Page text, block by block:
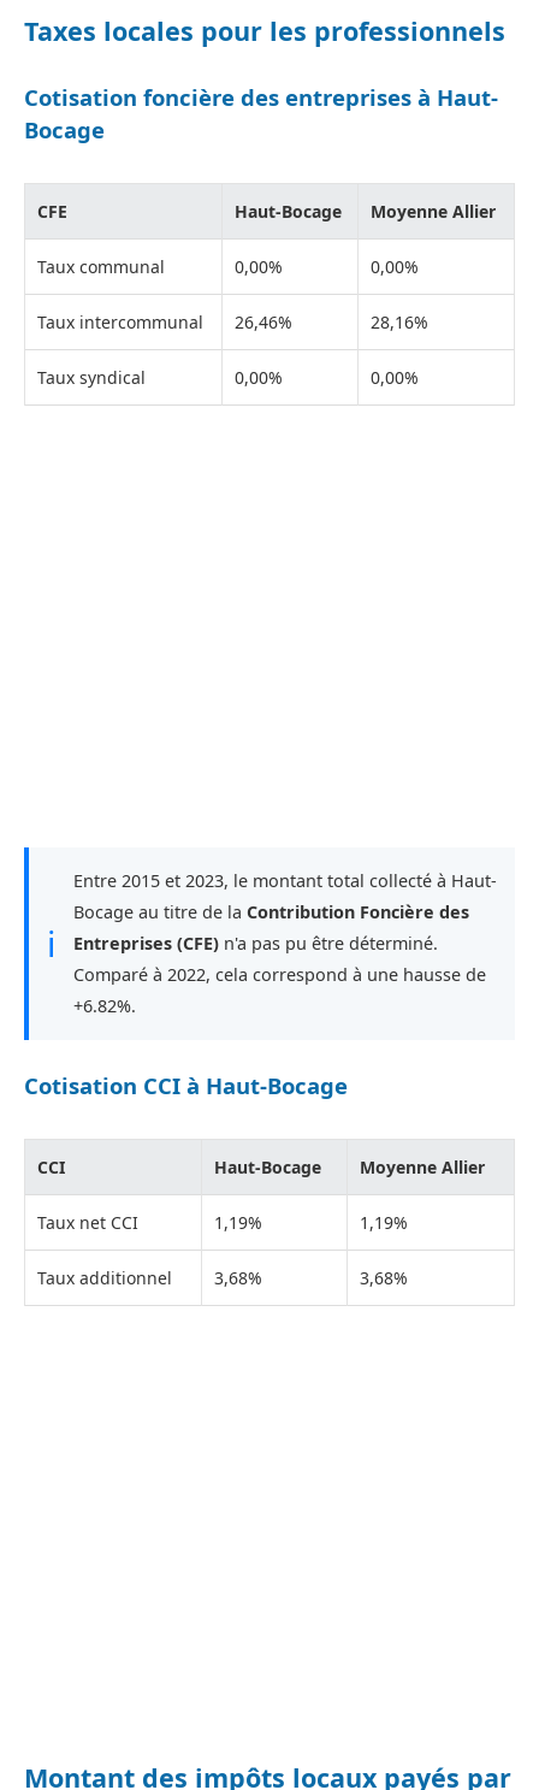
Taxes locales pour les professionnels
Cotisation foncière des entreprises à Haut-
Bocage
CFE Haut-Bocage Moyenne Allier
Taux communal 0,00% 0,00%
Taux intercommunal 26,46% 28,16%
Taux syndical 0,00% 0,00%
ℹ
Entre 2015 et 2023, le montant total collecté à Haut-
Bocage au titre de la Contribution Foncière des
Entreprises (CFE) n'a pas pu être déterminé.
Comparé à 2022, cela correspond à une hausse de
+6.82%.
Cotisation CCI à Haut-Bocage
CCI Haut-Bocage Moyenne Allier
Taux net CCI 1,19% 1,19%
Taux additionnel 3,68% 3,68%
Montant des impôts locaux payés par